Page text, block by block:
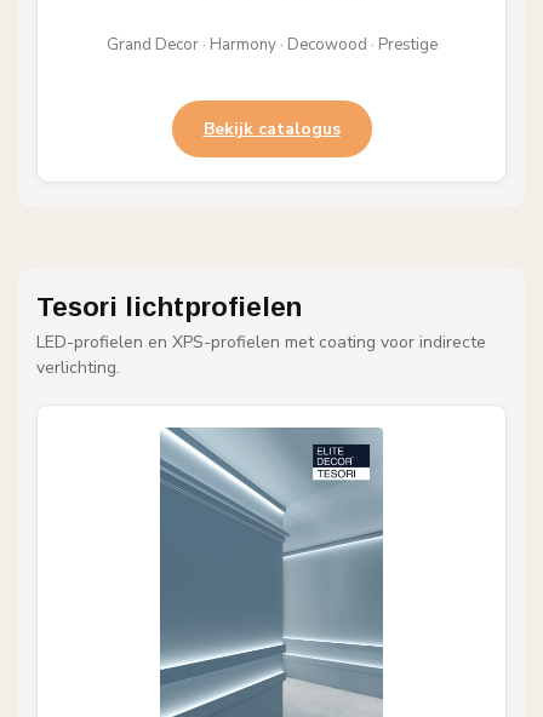
Grand Decor · Harmony · Decowood · Prestige
Bekijk catalogus
Tesori lichtprofielen
LED-profielen en XPS-profielen met coating voor indirecte
verlichting.